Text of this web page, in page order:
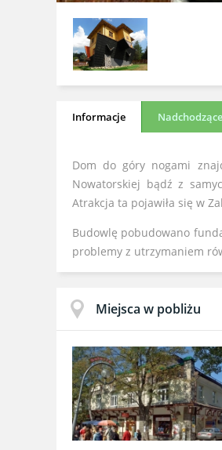
Informacje
Dom do góry nogami
Nowatorskiej bądź z
Atrakcja ta pojawiła się w
Budowlę pobudowano
problemy z utrzymaniem
Miejsca w pobliżu